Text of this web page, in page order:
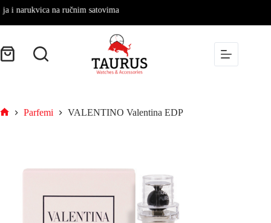
na ručnim satovima
Parfemi VALENTINO Valentina EDP